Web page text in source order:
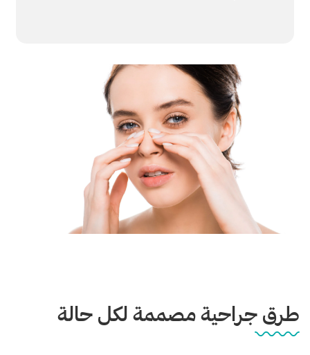
طرق جراحية مصممة لكل حالة